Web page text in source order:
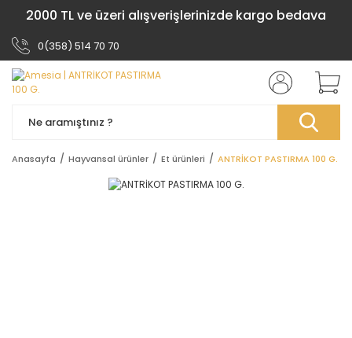
2000 TL ve üzeri alışverişlerinizde kargo bedava
0(358) 514 70 70
Anasayfa Hayvansal ürünler Et ürünleri ANTRİKOT PASTIRMA 100 G.